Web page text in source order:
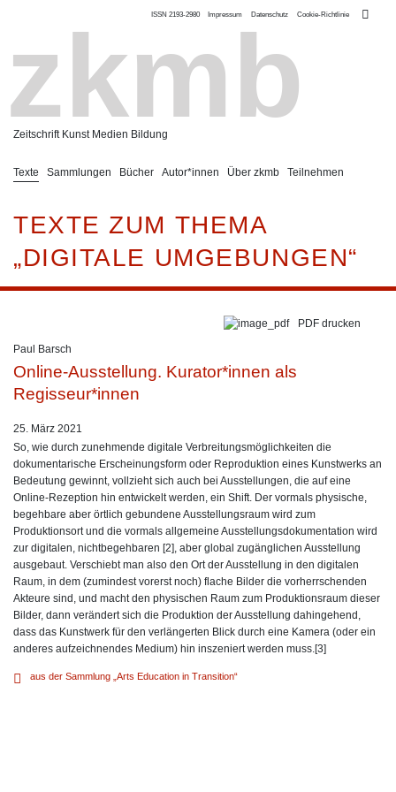
zkmb
Zeitschrift Kunst Medien Bildung
ISSN 2193-2980 Impressum Datenschutz Cookie-Richtlinie
Texte Sammlungen Bücher Autor*innen Über zkmb Teilnehmen
TEXTE ZUM THEMA
„DIGITALE UMGEBUNGEN“
PDF drucken
Paul Barsch
Online-Ausstellung. Kurator*innen als
Regisseur*innen
25. März 2021
So, wie durch zunehmende digitale Verbreitungsmöglichkeiten die
dokumentarische Erscheinungsform oder Reproduktion eines Kunstwerks an
Bedeutung gewinnt, vollzieht sich auch bei Ausstellungen, die auf eine
Online-Rezeption hin entwickelt werden, ein Shift. Der vormals physische,
begehbare aber örtlich gebundene Ausstellungsraum wird zum
Produktionsort und die vormals allgemeine Ausstellungsdokumentation wird
zur digitalen, nichtbegehbaren [2], aber global zugänglichen Ausstellung
ausgebaut. Verschiebt man also den Ort der Ausstellung in den digitalen
Raum, in dem (zumindest vorerst noch) flache Bilder die vorherrschenden
Akteure sind, und macht den physischen Raum zum Produktionsraum dieser
Bilder, dann verändert sich die Produktion der Ausstellung dahingehend,
dass das Kunstwerk für den verlängerten Blick durch eine Kamera (oder ein
anderes aufzeichnendes Medium) hin inszeniert werden muss.[3]
aus der Sammlung „Arts Education in Transition“